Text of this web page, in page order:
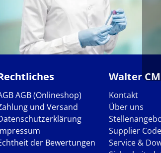
AGB (Onlineshop)
und Versand
der Bewertungen
Walter
Kontakt
Über uns
Supplier
Service &